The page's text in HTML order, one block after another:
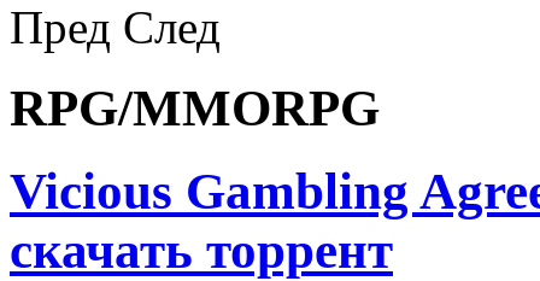
Пред След
RPG/MMORPG
Vicious Gambling
скачать торрент